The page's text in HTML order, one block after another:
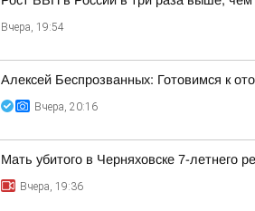
Вчера, 19:54
Алексей Беспрозванных: Готовимся к
Вчера, 20:16
Мать убитого в Черняховске 7-летнего
Вчера, 19:36